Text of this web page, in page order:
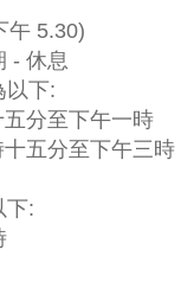
午 5.30)
- 休息
以下:
分至下午一時
五分至下午三時
下: